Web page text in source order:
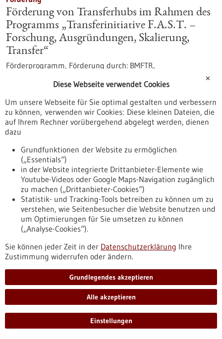
Förderung von Transferhubs im Rahmen des
Programms „Transferinitiative F.A.S.T. –
Forschung, Ausgründungen, Skalierung,
Transfer“
Förderprogramm, Förderung durch: BMFTR,
https://www.bio-
pro.de/datenbanken/foerderungen/foerderung-von-
transferhubs-im-rahmen-des-programms-transferinitiative-
fst-forschung-ausgruendungen-skalierung-transfer
Förderung
Beratungsgutscheine Gesundheitswirtschaft
Asien
Förderprogramm,Förderung durch:Bundesministerium für
Wirtschaft und Energie
https://www.gesundheitsindustrie-
bw.de/datenbank/foerderungen/beratungsgutscheine-
Förderung
Beratungsgutscheine Gesundheitswirtschaft
Förderprogramm,Förderung durch:Bundesministerium für
✕
Diese Webseite verwendet Cookies
Um unsere Webseite für Sie optimal gestalten und verbessern
zu können, verwenden wir Cookies: Diese kleinen Dateien, die
auf Ihrem Rechner vorübergehend abgelegt werden, dienen
dazu
Grundfunktionen der Website zu ermöglichen
(„Essentials“)
in der Website integrierte Drittanbieter-Elemente wie
Youtube-Videos oder Google Maps-Navigation zugänglich
zu machen („Drittanbieter-Cookies“)
Statistik- und Tracking-Tools betreiben zu können um zu
verstehen, wie Seitenbesucher die Website benutzen und
um Optimierungen für Sie umsetzen zu können
(„Analyse-Cookies“).
Sie können jeder Zeit in der Datenschutzerklärung Ihre
Zustimmung widerrufen oder ändern.
Grundlegendes akzeptieren
Alle akzeptieren
Einstellungen